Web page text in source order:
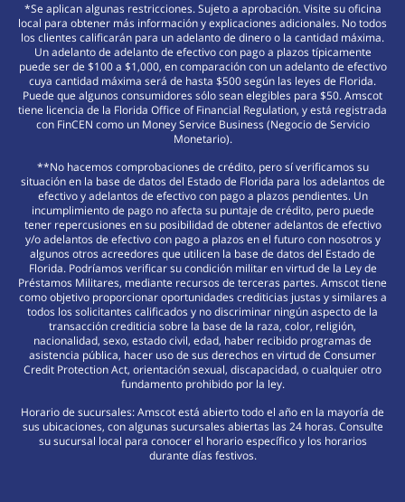
*Se aplican algunas restricciones. Sujeto a aprobación. Visite su oficina
local para obtener más información y explicaciones adicionales. No todos
los clientes calificarán para un adelanto de dinero o la cantidad máxima.
Un adelanto de adelanto de efectivo con pago a plazos típicamente
puede ser de $100 a $1,000, en comparación con un adelanto de efectivo
cuya cantidad máxima será de hasta $500 según las leyes de Florida.
Puede que algunos consumidores sólo sean elegibles para $50. Amscot
tiene licencia de la Florida Office of Financial Regulation, y está registrada
con FinCEN como un Money Service Business (Negocio de Servicio
Monetario).
**No hacemos comprobaciones de crédito, pero sí verificamos su
situación en la base de datos del Estado de Florida para los adelantos de
efectivo y adelantos de efectivo con pago a plazos pendientes. Un
incumplimiento de pago no afecta su puntaje de crédito, pero puede
tener repercusiones en su posibilidad de obtener adelantos de efectivo
y/o adelantos de efectivo con pago a plazos en el futuro con nosotros y
algunos otros acreedores que utilicen la base de datos del Estado de
Florida. Podríamos verificar su condición militar en virtud de la Ley de
Préstamos Militares, mediante recursos de terceras partes. Amscot tiene
como objetivo proporcionar oportunidades crediticias justas y similares a
todos los solicitantes calificados y no discriminar ningún aspecto de la
transacción crediticia sobre la base de la raza, color, religión,
nacionalidad, sexo, estado civil, edad, haber recibido programas de
asistencia pública, hacer uso de sus derechos en virtud de Consumer
Credit Protection Act, orientación sexual, discapacidad, o cualquier otro
fundamento prohibido por la ley.
Horario de sucursales: Amscot está abierto todo el año en la mayoría de
sus ubicaciones, con algunas sucursales abiertas las 24 horas. Consulte
su sucursal local para conocer el horario específico y los horarios
durante días festivos.